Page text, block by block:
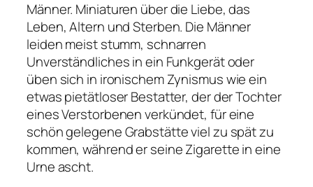
Männer. Miniaturen über die Liebe, das
Leben, Altern und Sterben. Die Männer
leiden meist stumm, schnarren
Unverständliches in ein Funkgerät oder
üben sich in ironischem Zynismus wie ein
etwas pietätloser Bestatter, der der Tochter
eines Verstorbenen verkündet, für eine
schön gelegene Grabstätte viel zu spät zu
kommen, während er seine Zigarette in eine
Urne ascht.